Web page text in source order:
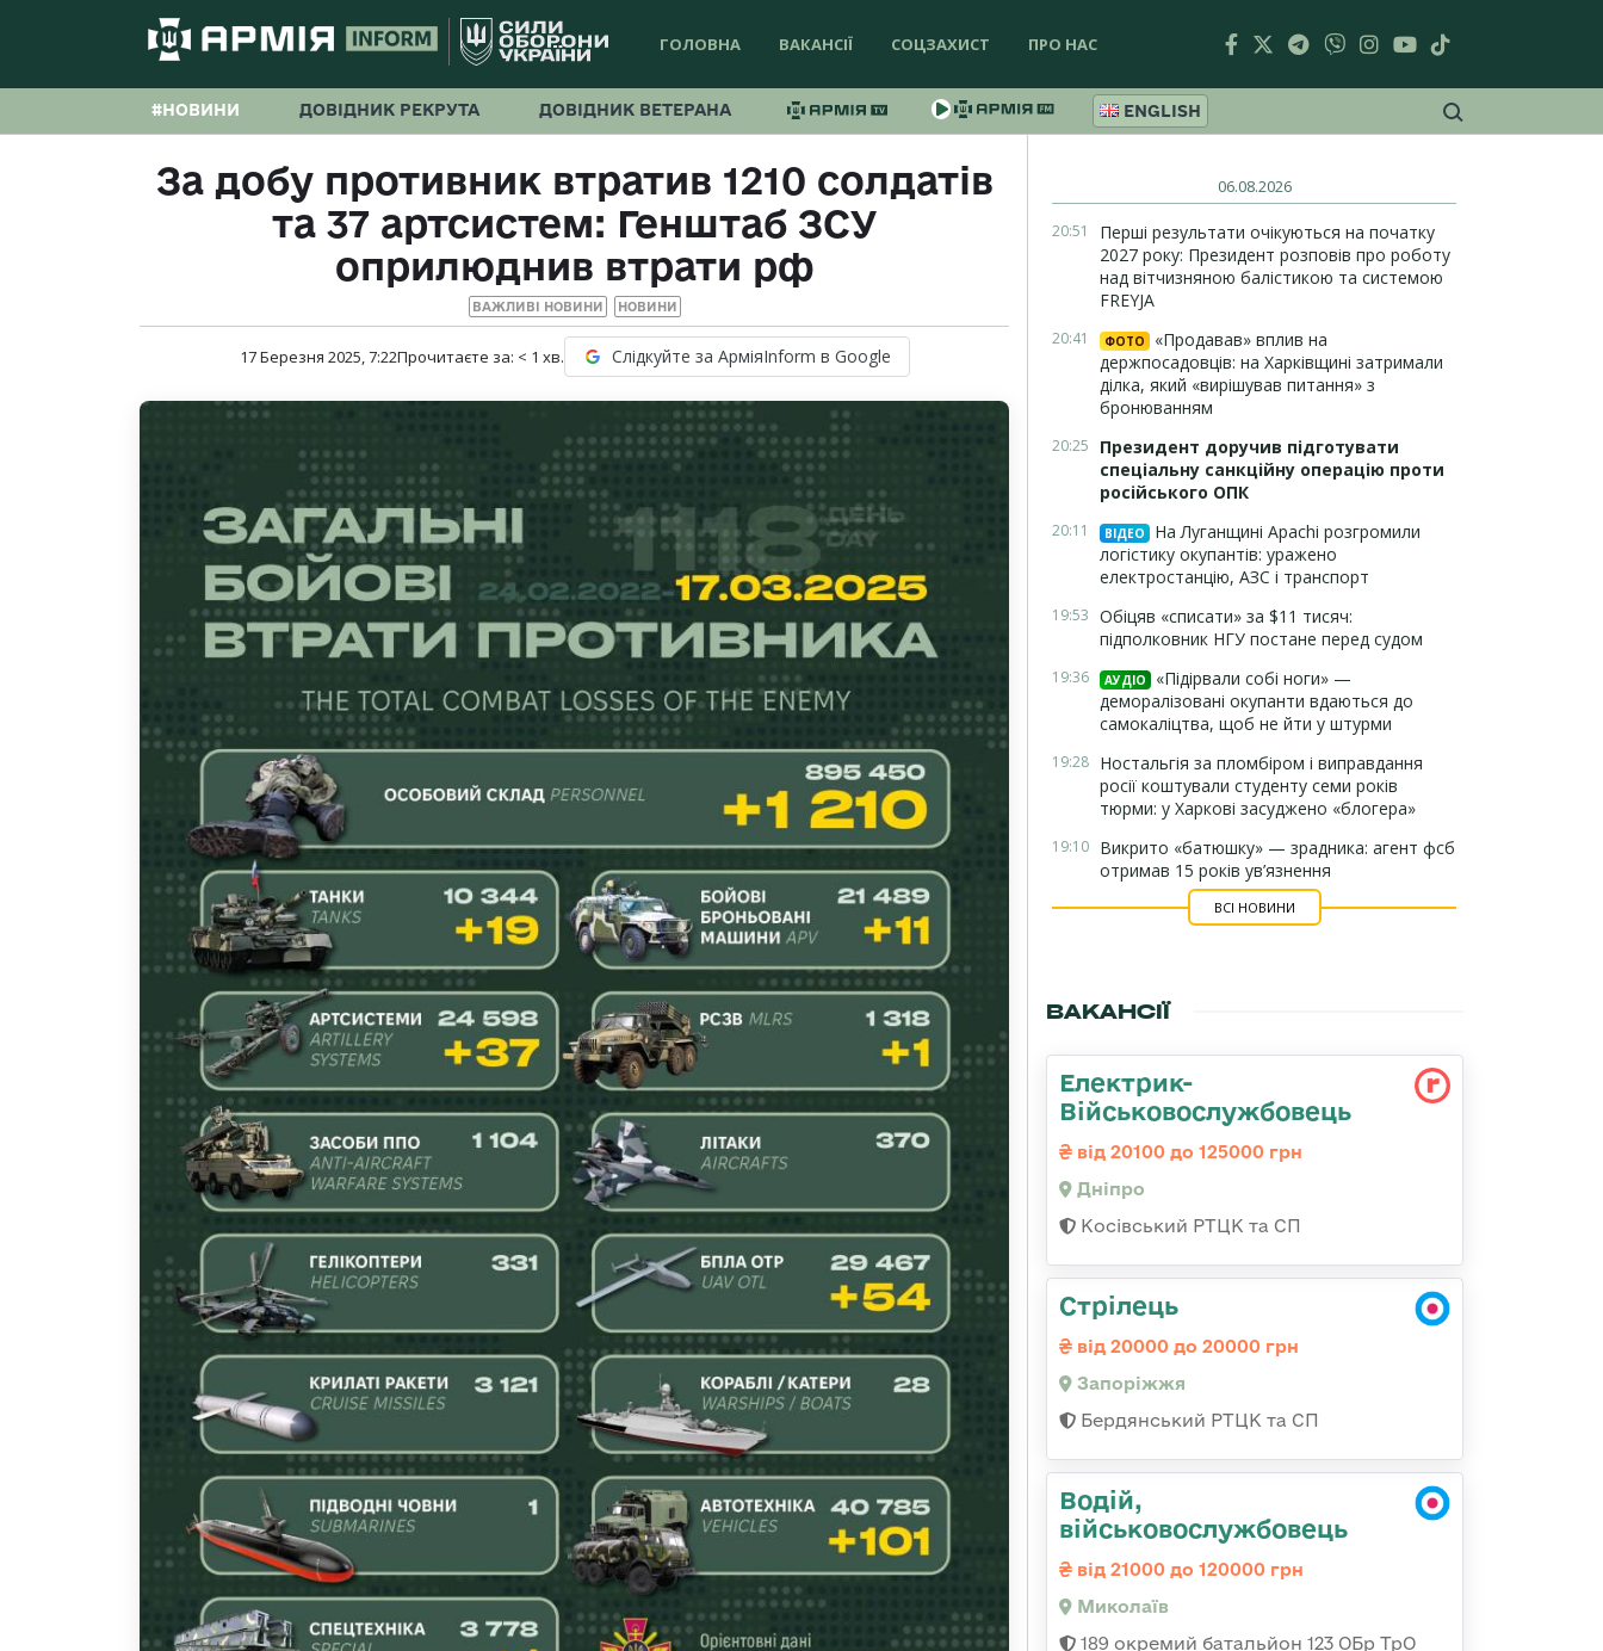
ГОЛОВНА ВАКАНСІЇ СОЦЗАХИСТ ПРО НАС
#НОВИНИ ДОВІДНИК РЕКРУТА ДОВІДНИК ВЕТЕРАНА ENGLISH
За добу противник втратив 1210 солдатів
та 37 артсистем: Генштаб ЗСУ
оприлюднив втрати рф
ВАЖЛИВІ НОВИНИ НОВИНИ
17 Березня 2025, 7:22Прочитаєте за: < 1 хв. Слідкуйте за АрміяInform в Google
06.08.2026
20:51
Перші результати очікуються на початку
2027 року: Президент розповів про роботу
над вітчизняною балістикою та системою
FREYJA
20:41 ФОТО
«Продавав» вплив на
держпосадовців: на Харківщині затримали
ділка, який «вирішував питання» з
бронюванням
20:25
Президент доручив підготувати
спеціальну санкційну операцію проти
російського ОПК
20:11 ВІДЕО
На Луганщині Apachi розгромили
логістику окупантів: уражено
електростанцію, АЗС і транспорт
19:53 Обіцяв «списати» за $11 тисяч:
підполковник НГУ постане перед судом
19:36 АУДІО
«Підірвали собі ноги» —
деморалізовані окупанти вдаються до
самокаліцтва, щоб не йти у штурми
19:28 Ностальгія за пломбіром і виправдання
росії коштували студенту семи років
тюрми: у Харкові засуджено «блогера»
19:10 Викрито «батюшку» — зрадника: агент фсб
отримав 15 років ув’язнення
ВСІ НОВИНИ
ВАКАНСІЇ
Електрик-
Військовослужбовець
від 20100 до 125000 грн
Дніпро
Косівський РТЦК та СП
Стрілець
від 20000 до 20000 грн
Запоріжжя
Бердянський РТЦК та СП
Водій,
військовослужбовець
від 21000 до 120000 грн
Миколаїв
189 окремий батальйон 123 ОБр ТрО